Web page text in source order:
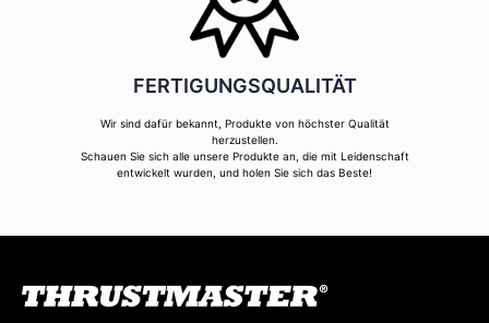
FERTIGUNGSQUALITÄT
Wir sind dafür bekannt, Produkte von höchster Qualität
herzustellen.
Schauen Sie sich alle unsere Produkte an, die mit Leidenschaft
entwickelt wurden, und holen Sie sich das Beste!